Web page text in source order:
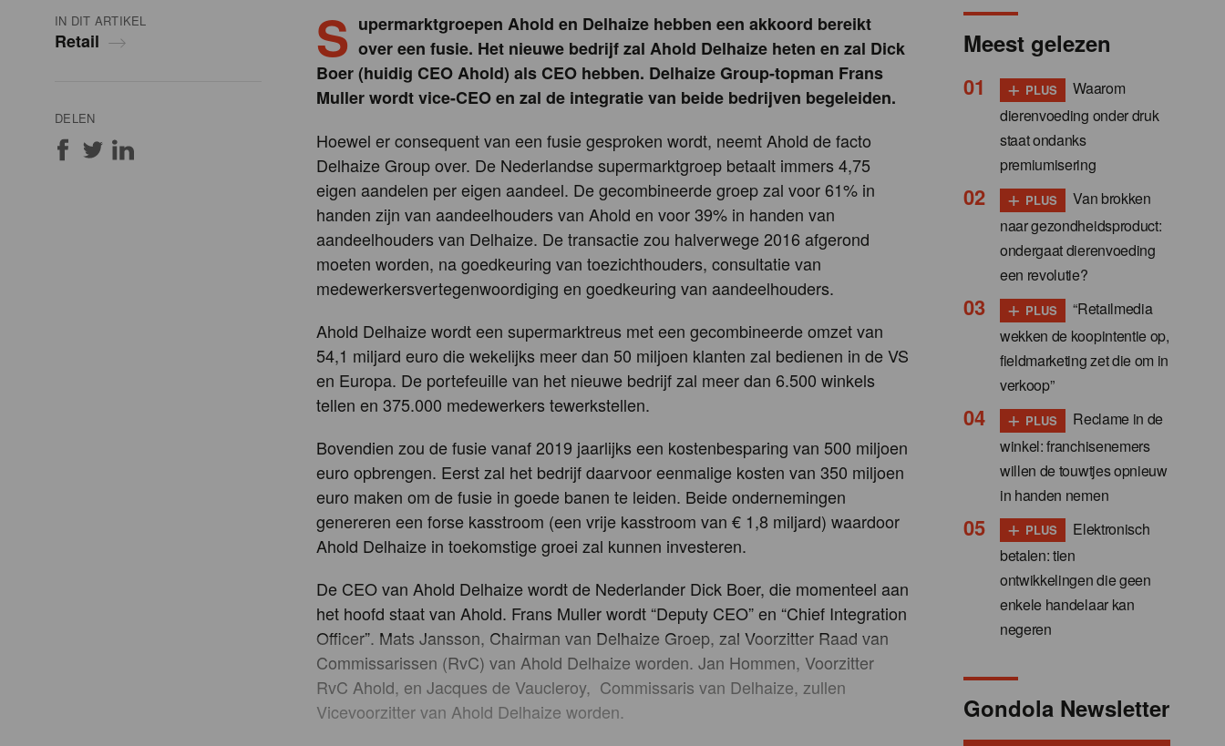
IN DIT ARTIKEL
Retail
DELEN
S upermarktgroepen Ahold en Delhaize hebben een akkoord bereikt
over een fusie. Het nieuwe bedrijf zal Ahold Delhaize heten en zal Dick
Boer (huidig CEO Ahold) als CEO hebben. Delhaize Group-topman Frans
Muller wordt vice-CEO en zal de integratie van beide bedrijven begeleiden.
Hoewel er consequent van een fusie gesproken wordt, neemt Ahold de facto
Delhaize Group over. De Nederlandse supermarktgroep betaalt immers 4,75
eigen aandelen per eigen aandeel. De gecombineerde groep zal voor 61% in
handen zijn van aandeelhouders van Ahold en voor 39% in handen van
aandeelhouders van Delhaize. De transactie zou halverwege 2016 afgerond
moeten worden, na goedkeuring van toezichthouders, consultatie van
medewerkersvertegenwoordiging en goedkeuring van aandeelhouders.
Ahold Delhaize wordt een supermarktreus met een gecombineerde omzet van
54,1 miljard euro die wekelijks meer dan 50 miljoen klanten zal bedienen in de VS
en Europa. De portefeuille van het nieuwe bedrijf zal meer dan 6.500 winkels
tellen en 375.000 medewerkers tewerkstellen.
Bovendien zou de fusie vanaf 2019 jaarlijks een kostenbesparing van 500 miljoen
euro opbrengen. Eerst zal het bedrijf daarvoor eenmalige kosten van 350 miljoen
euro maken om de fusie in goede banen te leiden. Beide ondernemingen
genereren een forse kasstroom (een vrije kasstroom van € 1,8 miljard) waardoor
Ahold Delhaize in toekomstige groei zal kunnen investeren.
De CEO van Ahold Delhaize wordt de Nederlander Dick Boer, die momenteel aan
het hoofd staat van Ahold. Frans Muller wordt “Deputy CEO” en “Chief Integration
Officer”. Mats Jansson, Chairman van Delhaize Groep, zal Voorzitter Raad van
Commissarissen (RvC) van Ahold Delhaize worden. Jan Hommen, Voorzitter
RvC Ahold, en Jacques de Vaucleroy, Commissaris van Delhaize, zullen
Vicevoorzitter van Ahold Delhaize worden.
Meest gelezen
+ PLUS
Waarom
dierenvoeding onder druk
staat ondanks
premiumisering
+ PLUS
Van brokken
naar gezondheidsproduct:
ondergaat dierenvoeding
een revolutie?
+ PLUS
“Retailmedia
wekken de koopintentie op,
fieldmarketing zet die om in
verkoop”
+ PLUS
Reclame in de
winkel: franchisenemers
willen de touwtjes opnieuw
in handen nemen
+ PLUS
Elektronisch
betalen: tien
ontwikkelingen die geen
enkele handelaar kan
negeren
Gondola Newsletter